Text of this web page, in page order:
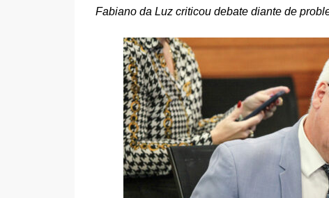
Fabiano da Luz criticou debate diante de